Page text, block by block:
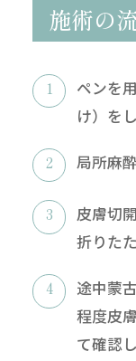
施術の
ペンを
け）を
局所麻
皮膚切
折りた
途中蒙
程度皮
て確認